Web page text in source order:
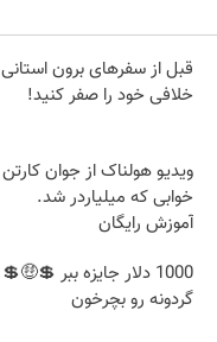
قبل از سفرهای برون استانی
خلافی خود را صفر کنید!
ویدیو هولناک از جوان کارتن
خوابی که میلیاردر شد.
آموزش رایگان
1000 دلار جایزه ببر 💲🤑💲
گردونه رو بچرخون